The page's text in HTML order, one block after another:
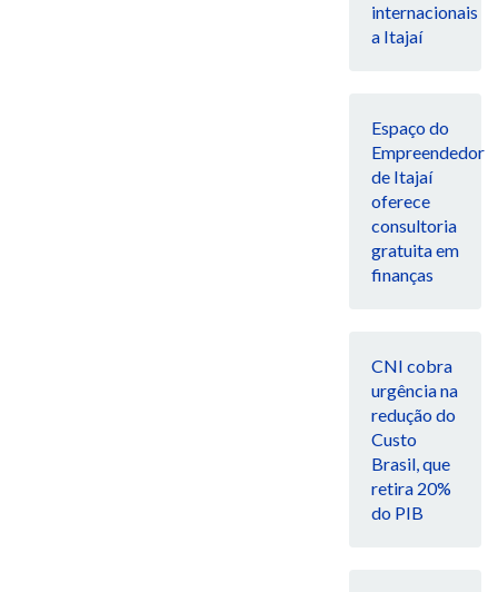
internacionais
a Itajaí
Espaço do
Empreendedor
de Itajaí
oferece
consultoria
gratuita em
finanças
CNI cobra
urgência na
redução do
Custo
Brasil, que
retira 20%
do PIB